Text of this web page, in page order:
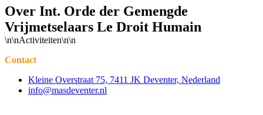
Over Int. Orde der Gemengde
Vrijmetselaars Le Droit Humain
\n\nActiviteiten\n\n
Contact
Kleine Overstraat 75, 7411 JK Deventer, Nederland
info@masdeventer.nl